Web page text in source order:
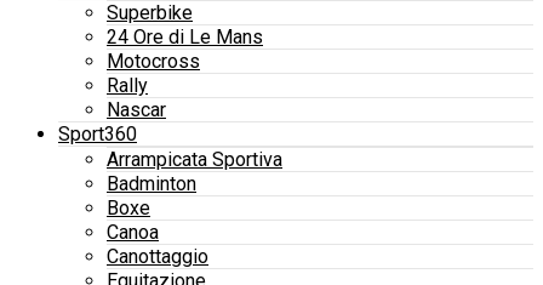
Superbike
24 Ore di Le Mans
Motocross
Rally
Nascar
Sport360
Arrampicata Sportiva
Badminton
Boxe
Canoa
Canottaggio